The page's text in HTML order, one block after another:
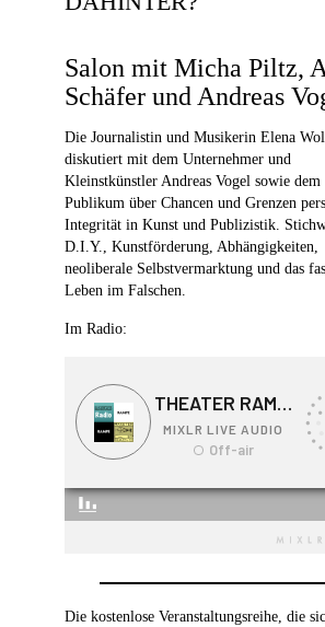
Salon mit Micha Piltz,
Schäfer und Andreas
Die Journalistin und Musikerin Elena
diskutiert mit dem Unternehmer und
Kleinstkünstler Andreas Vogel sowie dem
Publikum über Chancen und Grenzen
Integrität in Kunst und Publizistik.
D.I.Y., Kunstförderung, Abhängigkeiten,
neoliberale Selbstvermarktung und das
Leben im Falschen.
Im Radio:
Die kostenlose Veranstaltungsreihe, die